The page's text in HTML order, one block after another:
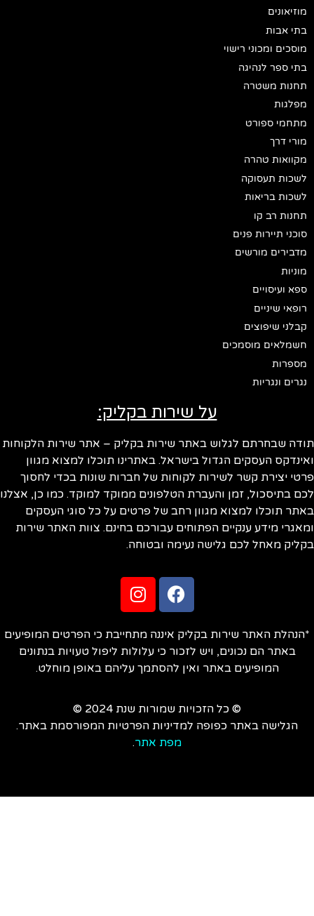
מוזיאונים
בתי אבות
מוסכים ומכוני רישוי
בתי ספר לנהיגה
תחנות משטרה
מפלגות
מתחמי ספורט
מורי דרך
מקוואות טהרה
לשכות תעסוקה
לשכות בריאות
תחנות רב קו
סוכני תיירות פנים
מדבירים מורשים
מוניות
ספא ועיסויים
רופאי שיניים
קבלני שיפוצים
חשמלאים מוסמכים
מספרות
נגרים ונגריות
על שירות בקליק:
שבחרתם לגלוש באתר שירות בקליק – אתר שירות הלקוחות
העסקים הגדול בישראל. באתרינו תוכלו למצוא מגוון
יצירת קשר לשירות לקוחות של חברות שונות בכדי לחסוך
בתיסכול, זמן והעברת הטלפונים ממוקד למוקד. כמו כן, אצלנו
תוכלו למצוא מגוון רחב של פרטים על כל סוגי העסקים
מידע ענקיים הפתוחים עבורכם בחינם. צוות האתר שירות
מאחל לכם גלישה נעימה ובטוחה.
האתר שירות בקליק איננה מתחייבת כי הפרטים המופיעים
באתר הם נכונים, ויש לזכור כי עלולות ליפול טעויות בנתונים
המופיעים באתר ואין להסתמך עליהם באופן מוחלט.
© כל הזכויות שמורות שנת 2024 ©
הגלישה באתר כפופה למדיניות הפרטיות המפורסמת באתר.
מפת אתר.